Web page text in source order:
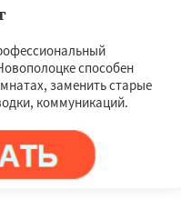
способен
заменить старые
коммуникаций.